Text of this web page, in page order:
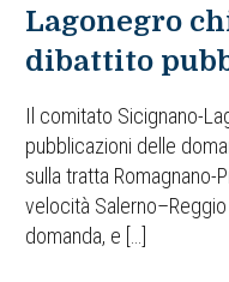
Lagonegro
dibattito
Il comitato Sicignano-
pubblicazioni delle
sulla tratta Romagnano-
velocità
domanda, e […]